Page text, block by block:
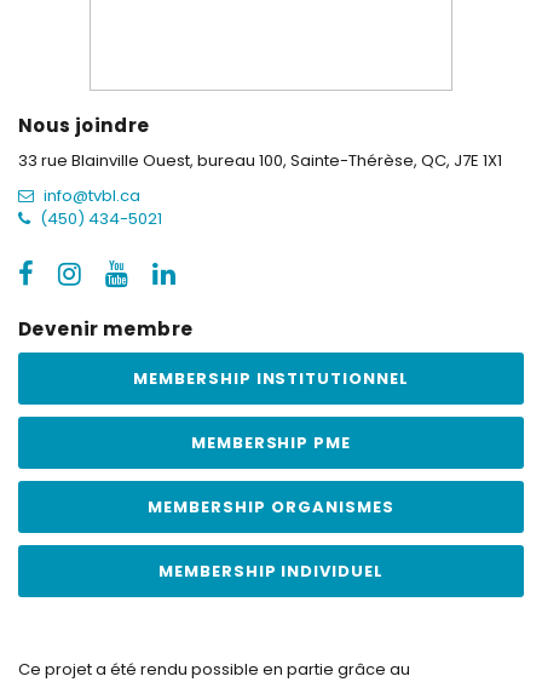
Nous joindre
33 rue Blainville Ouest, bureau 100, Sainte-Thérèse, QC, J7E 1X1
info@tvbl.ca
(450) 434-5021
Devenir membre
MEMBERSHIP INSTITUTIONNEL
MEMBERSHIP PME
MEMBERSHIP ORGANISMES
MEMBERSHIP INDIVIDUEL
Ce projet a été rendu possible en partie grâce au